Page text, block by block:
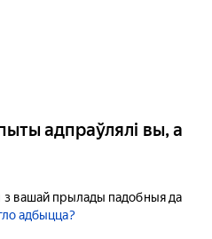
адпраўлялі вы, а
з вашай прылады падобныя да
адбыцца?